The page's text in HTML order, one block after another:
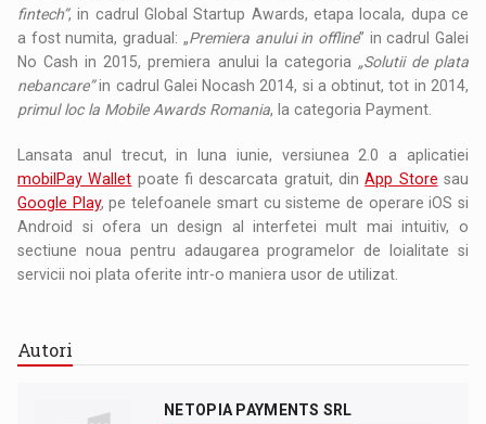
fintech”, in cadrul Global Startup Awards, etapa locala, dupa ce
a fost numita, gradual: „Premiera anului in offline” in cadrul Galei
No Cash in 2015, premiera anului la categoria „Solutii de plata
nebancare”in cadrul Galei Nocash 2014, si a obtinut, tot in 2014,
primul loc la Mobile Awards Romania, la categoria Payment.
Lansata anul trecut, in luna iunie, versiunea 2.0 a aplicatiei
mobilPay Wallet poate fi descarcata gratuit, dinApp Store sau
Google Play, pe telefoanele smart cu sisteme de operare iOS si
Android si ofera un design al interfetei mult mai intuitiv, o
sectiune noua pentru adaugarea programelor de loialitate si
servicii noi plata oferite intr-o maniera usor de utilizat.
Autori
NETOPIA PAYMENTS SRL